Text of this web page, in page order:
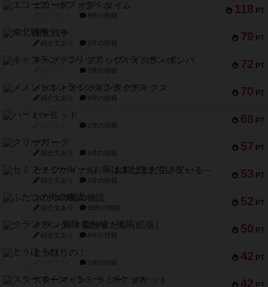
118 PT
エコーズ・オブ・タイム
8件の投稿
79 PT
南北戦争
紹介文あり 1件の投稿
72 PT
キャプテン・フリップ：イスラ・ボンバ
2件の投稿
70 PT
メメントオンラインタクティクス
紹介文あり 4件の投稿
68 PT
パーミッド
1件の投稿
57 PT
クリーグ
紹介文あり 1件の投稿
53 PT
セミファイナル ～お前はまだ生きている～
紹介文あり 1件の投稿
52 PT
ふたつの街の物語
紹介文あり 18件の投稿
50 PT
クランク! ：冒険者たち（拡張）
紹介文あり 4件の投稿
42 PT
とうほうの！
1件の投稿
42
スターマイン・ラミー ポケット